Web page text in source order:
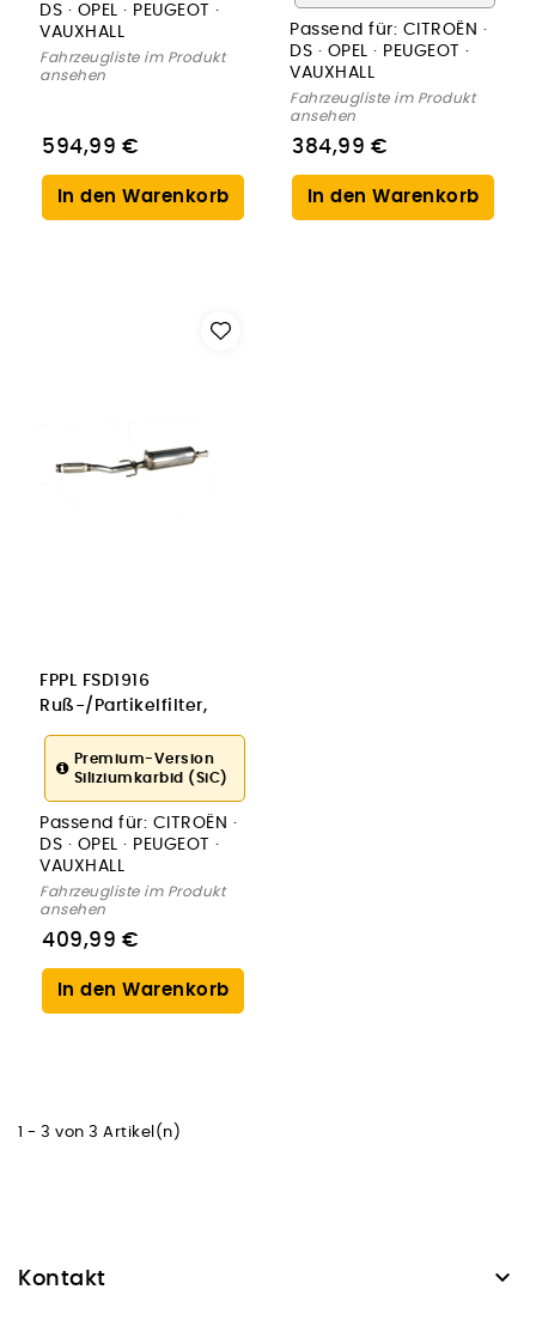
DS · OPEL · PEUGEOT ·
VAUXHALL
Fahrzeugliste im Produkt
ansehen
594,99 €
In den Warenkorb
Passend für: CITROËN ·
DS · OPEL · PEUGEOT ·
VAUXHALL
Fahrzeugliste im Produkt
ansehen
384,99 €
In den Warenkorb
FPPL FSD1916
Ruß-/Partikelfilter,
Abgasanlage
Premium-Version
Siliziumkarbid (SiC)
Passend für: CITROËN ·
DS · OPEL · PEUGEOT ·
VAUXHALL
Fahrzeugliste im Produkt
ansehen
409,99 €
In den Warenkorb
1 - 3 von 3 Artikel(n)
Kontakt 